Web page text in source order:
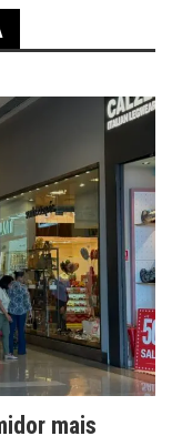
mais